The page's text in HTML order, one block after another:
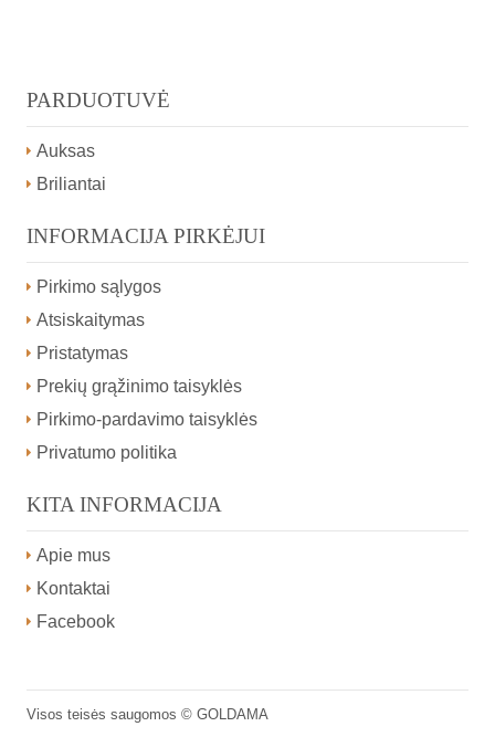
PARDUOTUVĖ
Auksas
Briliantai
INFORMACIJA PIRKĖJUI
Pirkimo sąlygos
Atsiskaitymas
Pristatymas
Prekių grąžinimo taisyklės
Pirkimo-pardavimo taisyklės
Privatumo politika
KITA INFORMACIJA
Apie mus
Kontaktai
Facebook
Visos teisės saugomos © GOLDAMA